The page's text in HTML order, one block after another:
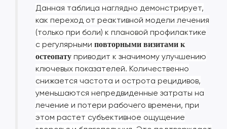
Данная таблица наглядно демонстрирует,
как переход от реактивной модели лечения
(только при боли) к плановой профилактике
с регулярными повторными визитами к
остеопату приводит к значимому улучшению
ключевых показателей. Количественно
снижается частота и острота рецидивов,
уменьшаются непредвиденные затраты на
лечение и потери рабочего времени, при
этом растет субъективное ощущение